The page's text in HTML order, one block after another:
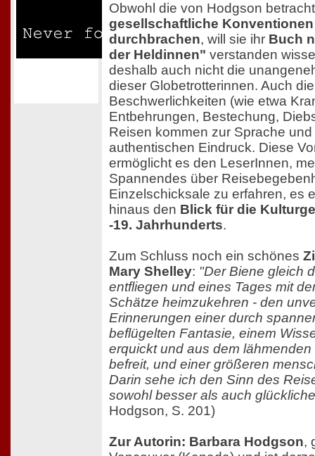
Obwohl die von Hodgson
gesellschaftliche
durchbrachen, will sie ihr Buch
der Heldinnen" verstanden
deshalb auch nicht die
dieser Globetrotterinnen. Auch
Beschwerlichkeiten (wie etwa
Entbehrungen, Bestechung,
Reisen kommen zur Sprache
authentischen Eindruck. Diese
ermöglicht es den LeserInnen,
Spannendes über
Einzelschicksale zu erfahren, es
hinaus den Blick für die
-19. Jahrhunderts.
Zum Schluss noch ein schönes
Mary Shelley: "Der Biene gleich
entfliegen und eines Tages mit
Schätze heimzukehren - den
Erinnerungen einer durch
beflügelten Fantasie, einem
erquickt und aus dem
befreit, und einer größeren
Darin sehe ich den Sinn des
sowohl besser als auch
Hodgson, S. 201)
Zur Autorin: Barbara Hodgson,